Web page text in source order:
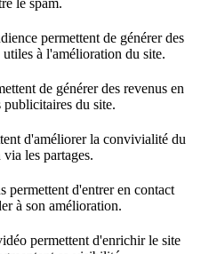
le spam.
permettent de générer des
à l'amélioration du site.
de générer des revenus en
publicitaires du site.
d'améliorer la convivialité du
les partages.
permettent d'entrer en contact
à son amélioration.
permettent d'enrichir le site